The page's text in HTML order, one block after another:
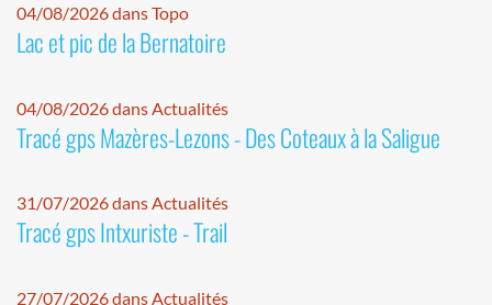
04/08/2026 dans Topo
Lac et pic de la Bernatoire
04/08/2026 dans Actualités
Tracé gps Mazères-Lezons - Des Coteaux à la Saligue
31/07/2026 dans Actualités
Tracé gps Intxuriste - Trail
27/07/2026 dans Actualités